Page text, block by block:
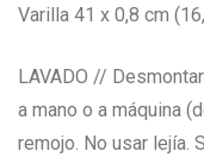
Varilla 41 x 0,8 cm
LAVADO //
a mano o a máquina
remojo. No usar lejía.